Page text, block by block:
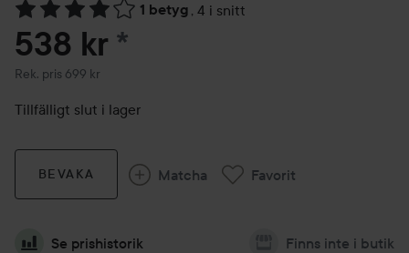
1 betyg , 4 i snitt
Hoppa till Betyg & kommentarer
538 kr *
Rek. pris 699 kr
Rekommenderat pris 699 kr
Tillfälligt slut i lager
BEVAKA Matcha Favorit
Se prishistorik Finns inte i butik